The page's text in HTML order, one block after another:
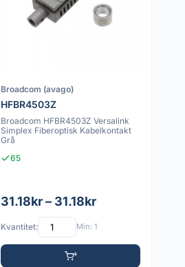
Broadcom (avago)
HFBR4503Z
Broadcom HFBR4503Z Versalink
Simplex Fiberoptisk Kabelkontakt
Grå
65
31.18kr – 31.18kr
Kvantitet: Min: 1